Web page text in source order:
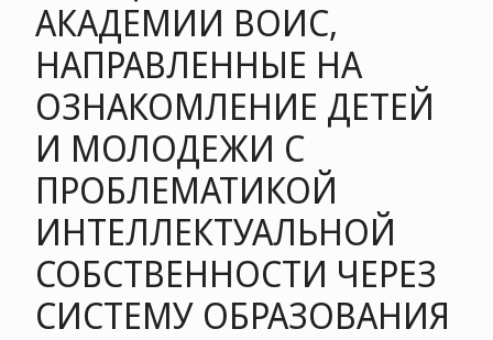
АКАДЕМИИ ВОИС,
НАПРАВЛЕННЫЕ НА
ОЗНАКОМЛЕНИЕ ДЕТЕЙ
И МОЛОДЕЖИ С
ПРОБЛЕМАТИКОЙ
ИНТЕЛЛЕКТУАЛЬНОЙ
СОБСТВЕННОСТИ ЧЕРЕЗ
СИСТЕМУ ОБРАЗОВАНИЯ